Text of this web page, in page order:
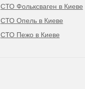
СТО Фольксваген в Киеве
СТО Опель в Киеве
СТО Пежо в Киеве